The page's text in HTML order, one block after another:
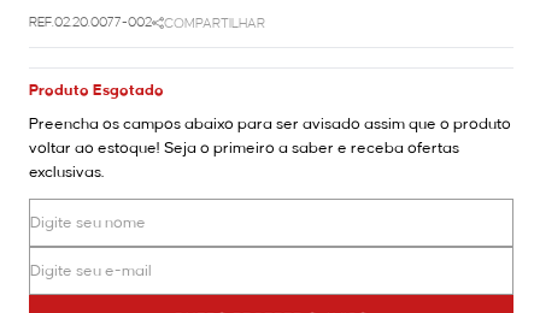
REF.02.20.0077-002 COMPARTILHAR
Produto Esgotado
Preencha os campos abaixo para ser avisado assim que o produto
voltar ao estoque! Seja o primeiro a saber e receba ofertas
exclusivas.